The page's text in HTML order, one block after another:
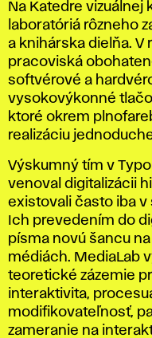
Na Katedre
laboratóriá rôzneho
a knihárska dielňa.
pracoviská
softvérové a
vysokovýkonné
ktoré okrem
realizáciu
Výskumný tím v
venoval digitalizácii
existovali často iba
Ich prevedením do
písma novú šancu
médiách. MediaLab
teoretické zázemie
interaktivita,
modifikovateľnosť,
zameranie na